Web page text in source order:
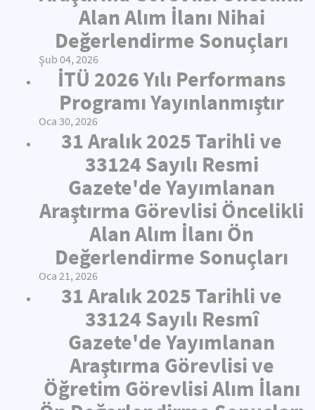
Alan Alım İlanı Nihai
Değerlendirme Sonuçları
Şub 04, 2026
İTÜ 2026 Yılı Performans
Programı Yayınlanmıştır
Oca 30, 2026
31 Aralık 2025 Tarihli ve
33124 Sayılı Resmi
Gazete'de Yayımlanan
Araştırma Görevlisi Öncelikli
Alan Alım İlanı Ön
Değerlendirme Sonuçları
Oca 21, 2026
31 Aralık 2025 Tarihli ve
33124 Sayılı Resmî
Gazete'de Yayımlanan
Araştırma Görevlisi ve
Öğretim Görevlisi Alım İlanı